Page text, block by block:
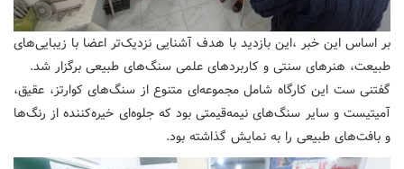
بر اساس این خبر ،این بازدید با هدف آشنایی نزدیک‌تر اعضا با زیبایی‌های
طبیعت، هنرهای سنتی و کاربردهای علمی سنگ‌های طبیعی برگزار شد.
گفتنی ست این کارگاه شامل مجموعه‌ای متنوع از سنگ‌های کوارتز، عقیق،
آمیتیست و سایر سنگ‌های نیمه‌قیمتی بود که جلوه‌ای خیره‌کننده از رنگ‌ها
و بافت‌های طبیعی را به نمایش گذاشته بود.